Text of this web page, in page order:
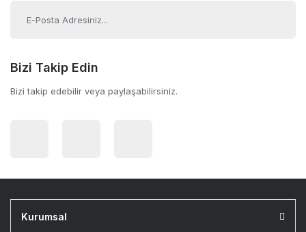
Bizi Takip Edin
Bizi takip edebilir veya paylaşabilirsiniz.
Kurumsal